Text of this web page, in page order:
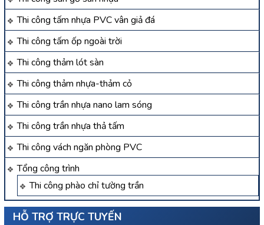
Thi công tấm nhựa PVC vân giả đá
Thi công tấm ốp ngoài trời
Thi công thảm lót sàn
Thi công thảm nhựa-thảm cỏ
Thi công trần nhựa nano lam sóng
Thi công trần nhựa thả tấm
Thi công vách ngăn phòng PVC
Tổng công trình
Thi công phào chỉ tường trần
HỖ TRỢ TRỰC TUYẾN